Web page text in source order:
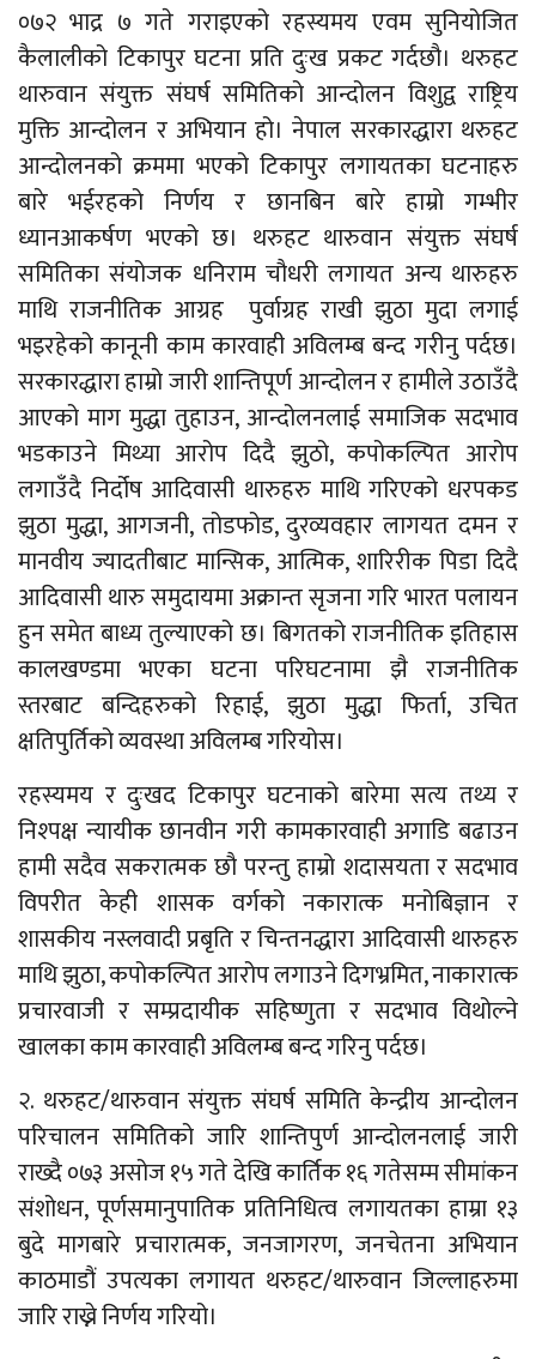
०७२ भाद्र ७ गते गराइएको रहस्यमय एवम सुनियोजित
कैलालीको टिकापुर घटना प्रति दुःख प्रकट गर्दछौ। थरुहट
थारुवान संयुक्त संघर्ष समितिको आन्दोलन विशुद्व राष्ट्रिय
मुक्ति आन्दोलन र अभियान हो। नेपाल सरकारद्धारा थरुहट
आन्दोलनको क्रममा भएको टिकापुर लगायतका घटनाहरु
बारे भईरहको निर्णय र छानबिन बारे हाम्रो गम्भीर
ध्यानआकर्षण भएको छ। थरुहट थारुवान संयुक्त संघर्ष
समितिका संयोजक धनिराम चौधरी लगायत अन्य थारुहरु
माथि राजनीतिक आग्रह पुर्वाग्रह राखी झुठा मुदा लगाई
भइरहेको कानूनी काम कारवाही अविलम्ब बन्द गरीनु पर्दछ।
सरकारद्धारा हाम्रो जारी शान्तिपूर्ण आन्दोलन र हामीले उठाउँदै
आएको माग मुद्धा तुहाउन, आन्दोलनलाई समाजिक सदभाव
भडकाउने मिथ्या आरोप दिदै झुठो, कपोकल्पित आरोप
लगाउँदै निर्दोष आदिवासी थारुहरु माथि गरिएको धरपकड
झुठा मुद्धा, आगजनी, तोडफोड, दुरव्यवहार लागयत दमन र
मानवीय ज्यादतीबाट मान्सिक, आत्मिक, शारिरीक पिडा दिदै
आदिवासी थारु समुदायमा अक्रान्त सृजना गरि भारत पलायन
हुन समेत बाध्य तुल्याएको छ। बिगतको राजनीतिक इतिहास
कालखण्डमा भएका घटना परिघटनामा झै राजनीतिक
स्तरबाट बन्दिहरुको रिहाई, झुठा मुद्धा फिर्ता, उचित
क्षतिपुर्तिको व्यवस्था अविलम्ब गरियोस।
रहस्यमय र दुःखद टिकापुर घटनाको बारेमा सत्य तथ्य र
निश्पक्ष न्यायीक छानवीन गरी कामकारवाही अगाडि बढाउन
हामी सदैव सकरात्मक छौ परन्तु हाम्रो शदासयता र सदभाव
विपरीत केही शासक वर्गको नकारात्क मनोबिज्ञान र
शासकीय नस्लवादी प्रबृति र चिन्तनद्धारा आदिवासी थारुहरु
माथि झुठा, कपोकल्पित आरोप लगाउने दिगभ्रमित, नाकारात्क
प्रचारवाजी र सम्प्रदायीक सहिष्णुता र सदभाव विथोल्ने
खालका काम कारवाही अविलम्ब बन्द गरिनु पर्दछ।
२. थरुहट/थारुवान संयुक्त संघर्ष समिति केन्द्रीय आन्दोलन
परिचालन समितिको जारि शान्तिपुर्ण आन्दोलनलाई जारी
राख्दै ०७३ असोज १५ गते देखि कार्तिक १६ गतेसम्म सीमांकन
संशोधन, पूर्णसमानुपातिक प्रतिनिधित्व लगायतका हाम्रा १३
बुदे मागबारे प्रचारात्मक, जनजागरण, जनचेतना अभियान
काठमाडौं उपत्यका लगायत थरुहट/थारुवान जिल्लाहरुमा
जारि राख्ने निर्णय गरियो।